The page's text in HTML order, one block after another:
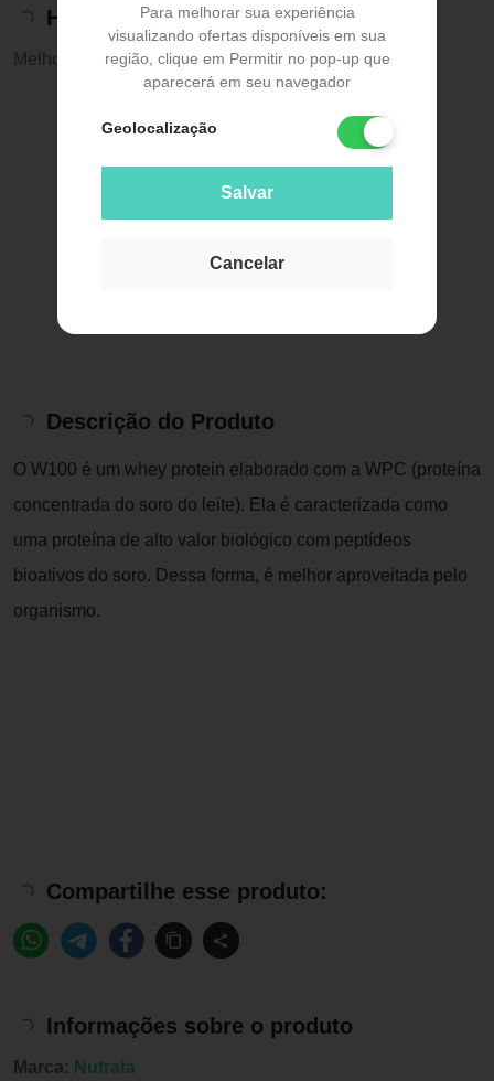
Para melhorar sua experiência
visualizando ofertas disponíveis em sua
região, clique em Permitir no pop-up que
aparecerá em seu navegador
Geolocalização
Salvar
Cancelar
Histórico de preços
Melhor preço:R$ 102,35
Descrição do Produto
O W100 é um whey protein elaborado com a WPC (proteína
concentrada do soro do leite). Ela é caracterizada como
uma proteína de alto valor biológico com peptídeos
bioativos do soro. Dessa forma, é melhor aproveitada pelo
organismo.
Compartilhe esse produto:
Informações sobre o produto
Marca: Nutrata